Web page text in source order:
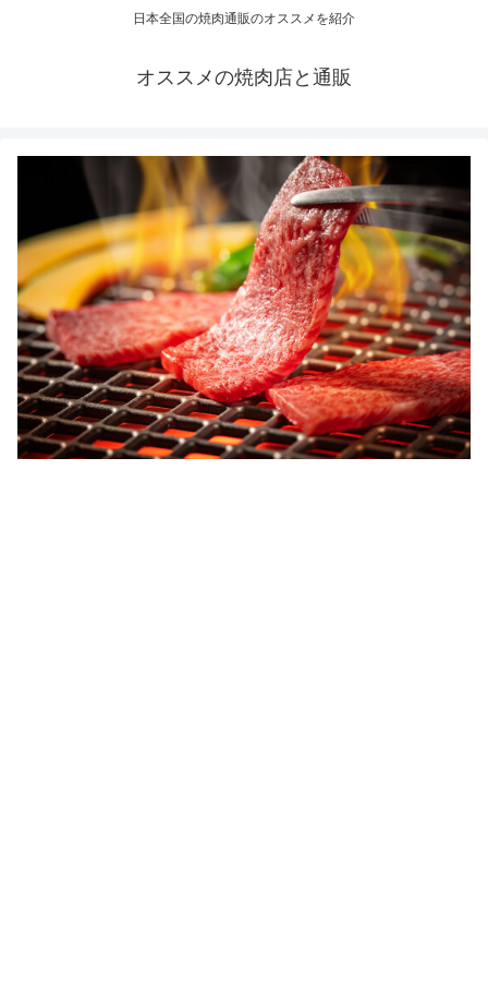
日本全国の焼肉通販のオススメを紹介
オススメの焼肉店と通販